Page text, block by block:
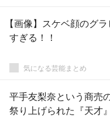
【画像】スケベ顔のグ
すぎる！！
気になる芸能まとめ
平手友梨奈という商売
祭り上げられた『天才』